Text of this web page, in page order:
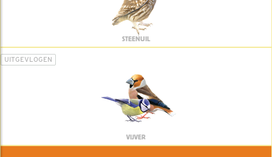
STEENUIL
UITGEVLOGEN
VIJVER